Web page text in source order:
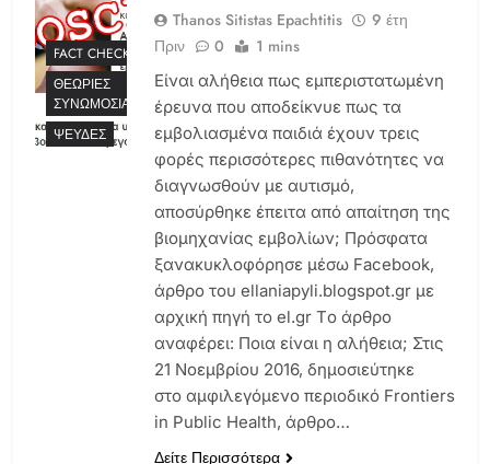
FACT CHECKS
ΘΕΩΡΊΕΣ
ΣΥΝΩΜΟΣΊΑΣ
ΨΕΥΔΈΣ
Thanos Sitistas Epachtitis
9 έτη
Πριν
0 1 mins
Είναι αλήθεια πως εμπεριστατωμένη
έρευνα που αποδείκνυε πως τα
εμβολιασμένα παιδιά έχουν τρεις
φορές περισσότερες πιθανότητες να
διαγνωσθούν με αυτισμό,
αποσύρθηκε έπειτα από απαίτηση της
βιομηχανίας εμβολίων; Πρόσφατα
ξανακυκλοφόρησε μέσω Facebook,
άρθρο του ellaniapyli.blogspot.gr με
αρχική πηγή το el.gr Tο άρθρο
αναφέρει: Ποια είναι η αλήθεια; Στις
21 Νοεμβρίου 2016, δημοσιεύτηκε
στο αμφιλεγόμενο περιοδικό Frontiers
in Public Health, άρθρο…
Δείτε Περισσότερα